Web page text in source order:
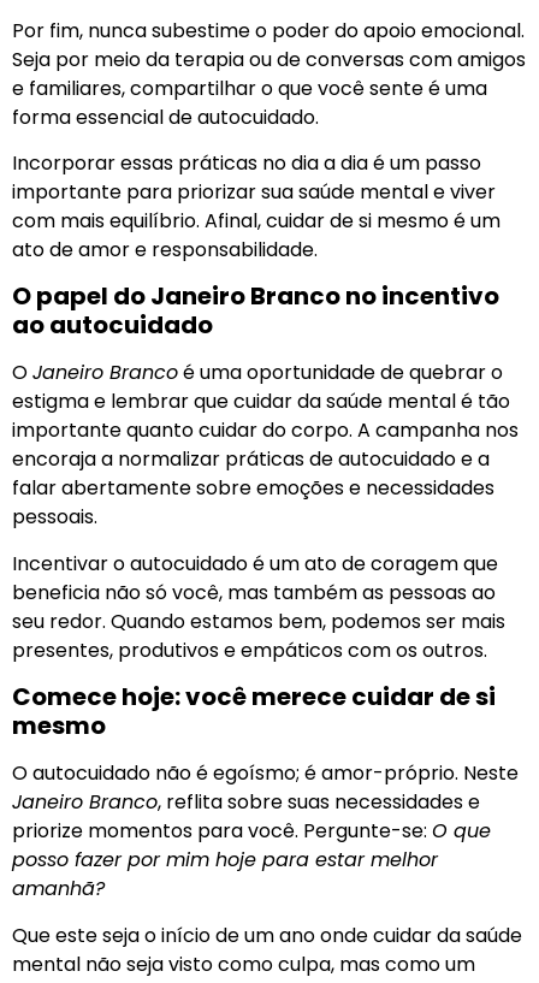
Por fim, nunca subestime o poder do apoio emocional.
Seja por meio da terapia ou de conversas com amigos
e familiares, compartilhar o que você sente é uma
forma essencial de autocuidado.
Incorporar essas práticas no dia a dia é um passo
importante para priorizar sua saúde mental e viver
com mais equilíbrio. Afinal, cuidar de si mesmo é um
ato de amor e responsabilidade.
O papel do Janeiro Branco no incentivo
ao autocuidado
OJaneiro Brancoé uma oportunidade de quebrar o
estigma e lembrar que cuidar da saúde mental é tão
importante quanto cuidar do corpo. A campanha nos
encoraja a normalizar práticas de autocuidado e a
falar abertamente sobre emoções e necessidades
pessoais.
Incentivar o autocuidado é um ato de coragem que
beneficia não só você, mas também as pessoas ao
seu redor. Quando estamos bem, podemos ser mais
presentes, produtivos e empáticos com os outros.
Comece hoje: você merece cuidar de si
mesmo
O autocuidado não é egoísmo; é amor-próprio. Neste
Janeiro Branco, reflita sobre suas necessidades e
priorize momentos para você. Pergunte-se: O que
posso fazer por mim hoje para estar melhor
amanhã?
Que este seja o início de um ano onde cuidar da saúde
mental não seja visto como culpa, mas como um